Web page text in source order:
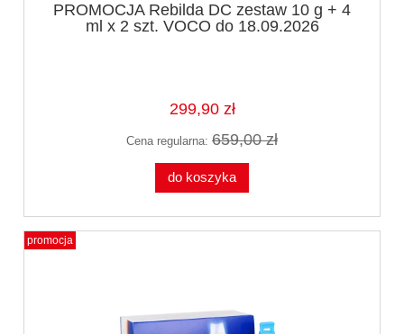
PROMOCJA Rebilda DC zestaw 10 g + 4
ml x 2 szt. VOCO do 18.09.2026
299,90 zł
Cena regularna: 659,00 zł
do koszyka
promocja